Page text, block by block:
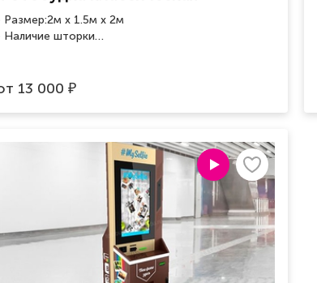
Размер:2м x 1.5м x 2м
Наличие шторки
13 000 ₽